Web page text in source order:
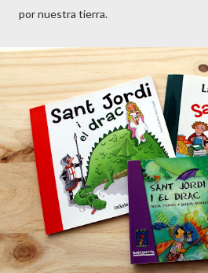
por nuestra tierra.